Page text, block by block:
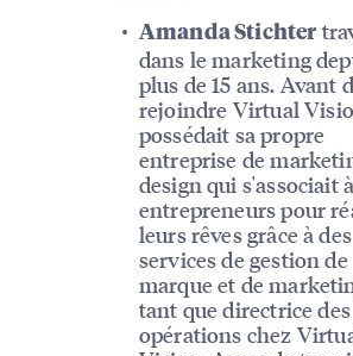
Amanda Stichter
dans le marketing
plus de 15 ans. Avant
rejoindre Virtual
possédait sa propre
entreprise de
design qui s'associait
entrepreneurs pour
leurs rêves grâce à des
services de gestion de
marque et de
tant que directrice des
opérations chez